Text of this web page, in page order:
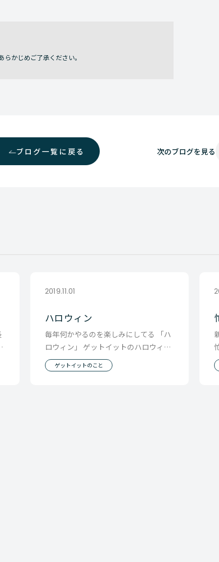
かじめご了承ください。
ブログ一覧に戻る 次のブログを見る
2019.11.01
ハロウィン
毎年何かやるのを楽しみにしてる 「ハ
ロウィン」 ゲットイットのハロウィン
は 顔を白く塗るのがデフォルト 結構思
い切った仮
ゲットイットのこと